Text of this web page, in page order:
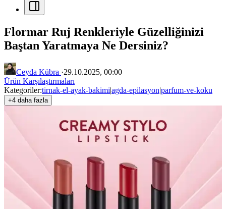
Flormar Ruj Renkleriyle Güzelliğinizi
Baştan Yaratmaya Ne Dersiniz?
Ceyda Kübra ·29.10.2025, 00:00
Ürün Karşılaştırmaları
Kategoriler:tirnak-el-ayak-bakimi|agda-epilasyon|parfum-ve-koku
+4 daha fazla